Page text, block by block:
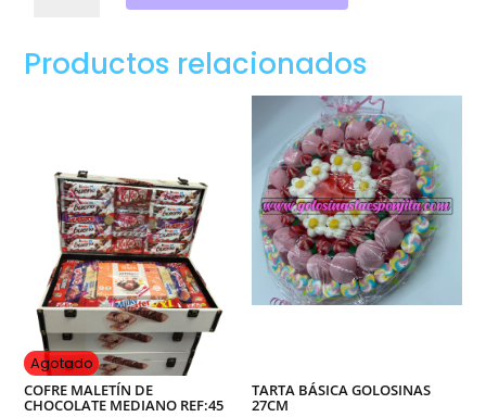
Productos relacionados
Agotado
COFRE MALETÍN DE
CHOCOLATE MEDIANO REF:45
TARTA BÁSICA GOLOSINAS
27CM